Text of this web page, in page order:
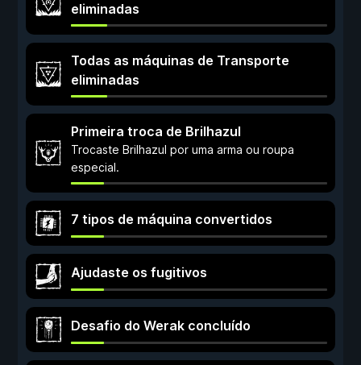
eliminadas
Todas as máquinas de Transporte
eliminadas
Primeira troca de Brilhazul
Trocaste Brilhazul por uma arma ou roupa
especial.
7 tipos de máquina convertidos
Ajudaste os fugitivos
Desafio do Werak concluído